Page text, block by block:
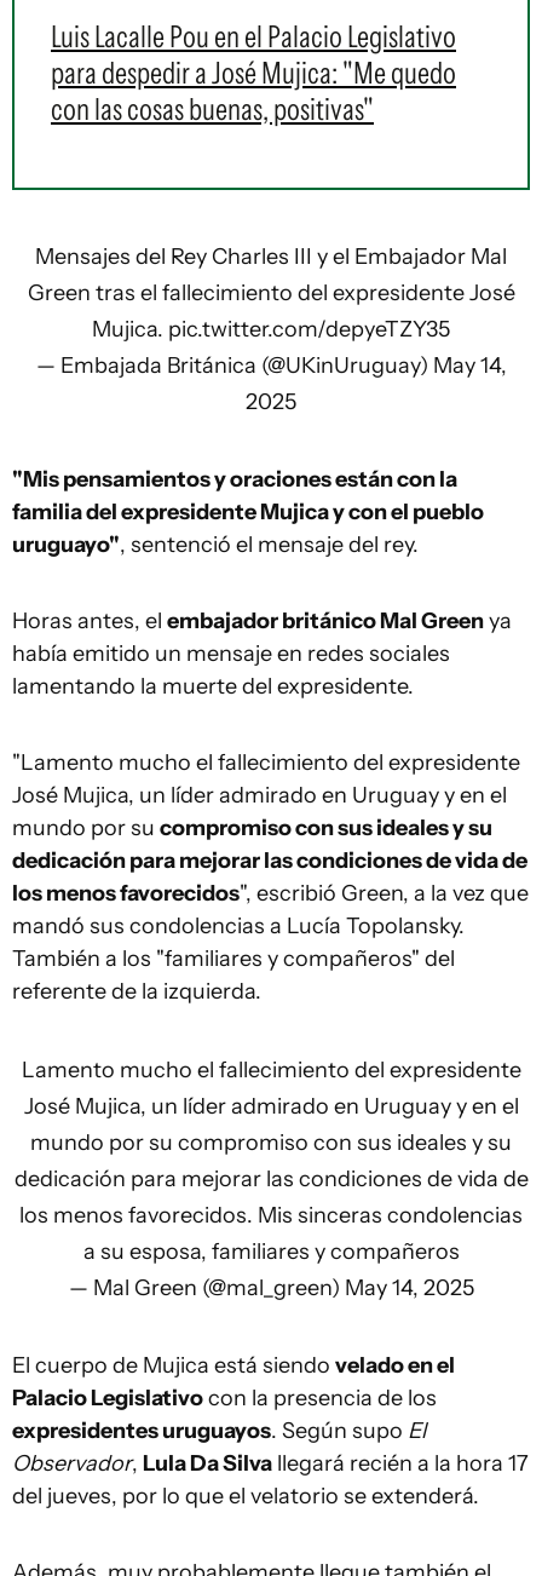
Luis Lacalle Pou en el Palacio Legislativo
para despedir a José Mujica: "Me quedo
con las cosas buenas, positivas"
Mensajes del Rey Charles III y el Embajador Mal
Green tras el fallecimiento del expresidente José
Mujica. pic.twitter.com/depyeTZY35
— Embajada Británica (@UKinUruguay) May 14,
2025
"Mis pensamientos y oraciones están con la
familia del expresidente Mujica y con el pueblo
uruguayo", sentenció el mensaje del rey.
Horas antes, el embajador británico Mal Greenya
había emitido un mensaje en redes sociales
lamentando la muerte del expresidente.
"Lamento mucho el fallecimiento del expresidente
José Mujica, un líder admirado en Uruguay y en el
mundo por su compromiso con sus ideales y su
dedicación para mejorar las condiciones de vida de
los menos favorecidos", escribió Green, a la vez que
mandó sus condolencias a Lucía Topolansky.
También a los "familiares y compañeros" del
referente de la izquierda.
Lamento mucho el fallecimiento del expresidente
José Mujica, un líder admirado en Uruguay y en el
mundo por su compromiso con sus ideales y su
dedicación para mejorar las condiciones de vida de
los menos favorecidos. Mis sinceras condolencias
a su esposa, familiares y compañeros
— Mal Green (@mal_green) May 14, 2025
El cuerpo de Mujica está siendo velado en el
Palacio Legislativocon la presencia de los
expresidentes uruguayos. Según supo El
Observador, Lula Da Silva llegará recién a la hora 17
del jueves, por lo que el velatorio se extenderá.